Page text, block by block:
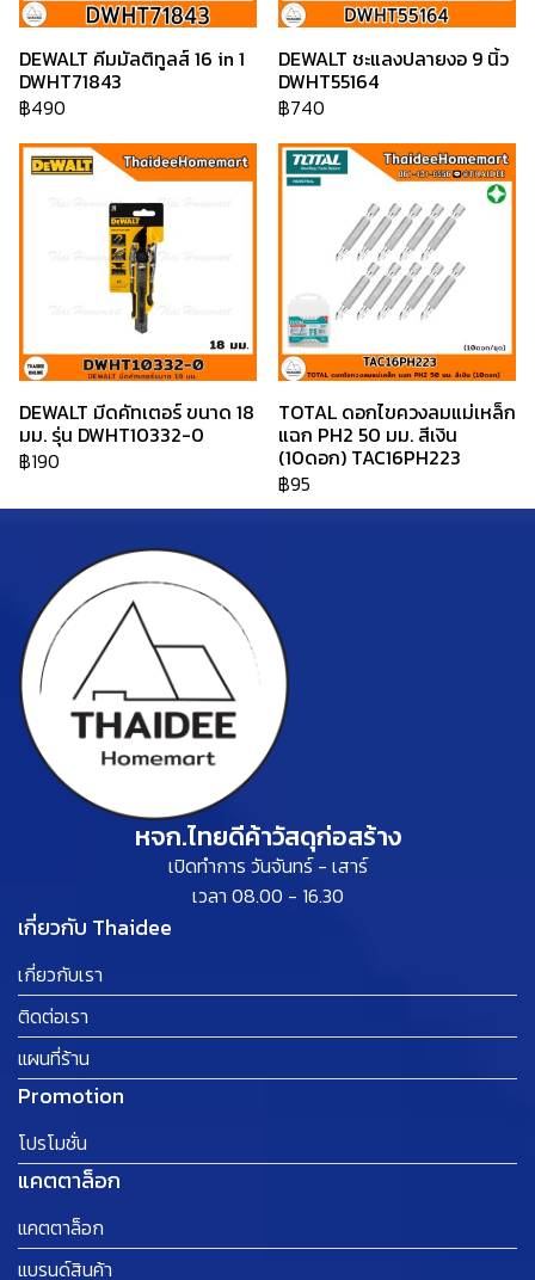
DEWALT คีมมัลติทูลส์ 16 in 1
DWHT71843
฿490
DEWALT ชะแลงปลายงอ 9 นิ้ว
DWHT55164
฿740
DEWALT มีดคัทเตอร์ ขนาด 18
มม. รุ่น DWHT10332-0
฿190
TOTAL ดอกไขควงลมแม่เหล็ก
แฉก PH2 50 มม. สีเงิน
(10ดอก) TAC16PH223
฿95
หจก.ไทยดีค้าวัสดุก่อสร้าง
เปิดทำการ วันจันทร์ - เสาร์
เวลา 08.00 - 16.30
เกี่ยวกับ Thaidee
เกี่ยวกับเรา
ติดต่อเรา
แผนที่ร้าน
Promotion
โปรโมชั่น
แคตตาล็อก
แคตตาล็อก
แบรนด์สินค้า